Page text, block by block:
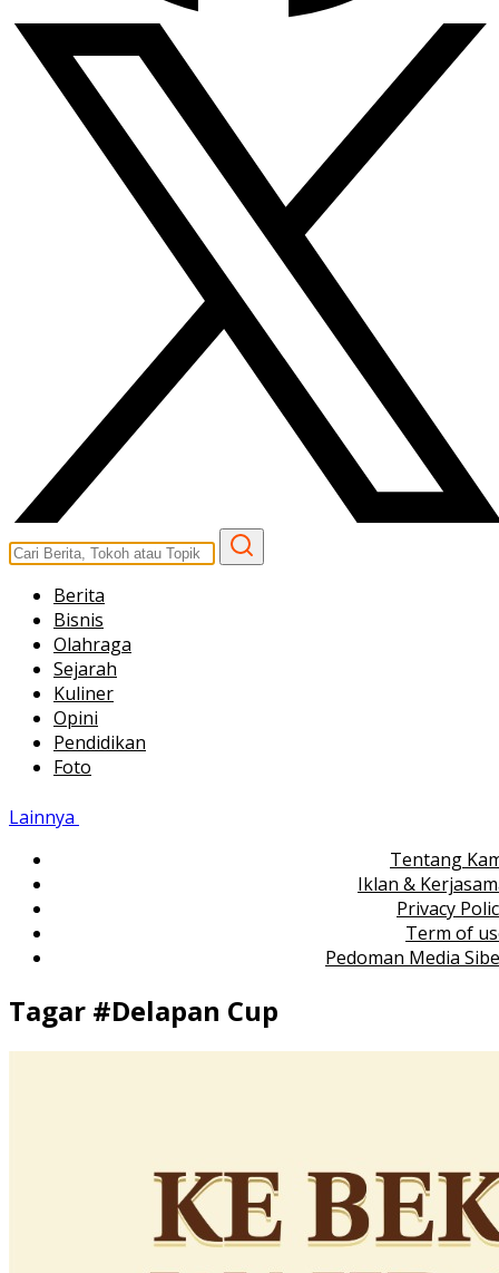
Berita
Bisnis
Olahraga
Sejarah
Kuliner
Opini
Pendidikan
Foto
Lainnya
Tentang
Iklan &
Privacy
Term of
Pedoman Media
Tagar #Delapan Cup